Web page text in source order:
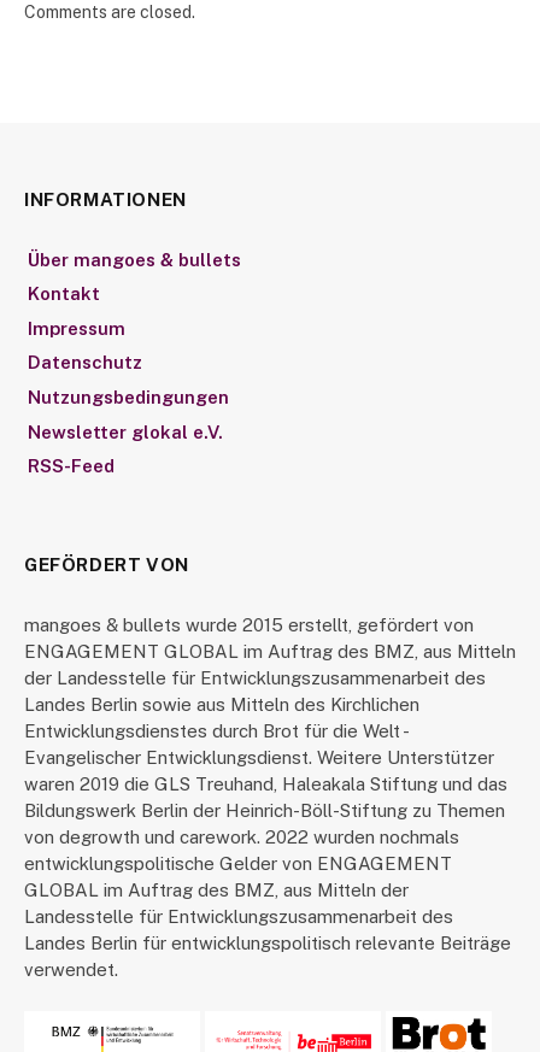
Comments are closed.
INFORMATIONEN
Über mangoes & bullets
Kontakt
Impressum
Datenschutz
Nutzungsbedingungen
Newsletter glokal e.V.
RSS-Feed
GEFÖRDERT VON
mangoes & bullets wurde 2015 erstellt, gefördert von
ENGAGEMENT GLOBAL im Auftrag des BMZ, aus Mitteln
der Landesstelle für Entwicklungszusammenarbeit des
Landes Berlin sowie aus Mitteln des Kirchlichen
Entwicklungsdienstes durch Brot für die Welt -
Evangelischer Entwicklungsdienst. Weitere Unterstützer
waren 2019 die GLS Treuhand, Haleakala Stiftung und das
Bildungswerk Berlin der Heinrich-Böll-Stiftung zu Themen
von degrowth und carework. 2022 wurden nochmals
entwicklungspolitische Gelder von ENGAGEMENT
GLOBAL im Auftrag des BMZ, aus Mitteln der
Landesstelle für Entwicklungszusammenarbeit des
Landes Berlin für entwicklungspolitisch relevante Beiträge
verwendet.